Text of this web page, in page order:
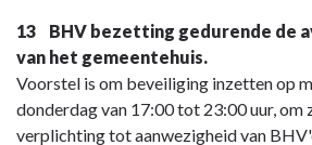
13 BHV bezetting gedurende de
van het gemeentehuis.
Voorstel is om beveiliging inzetten op
donderdag van 17:00 tot 23:00 uur, om
verplichting tot aanwezigheid van